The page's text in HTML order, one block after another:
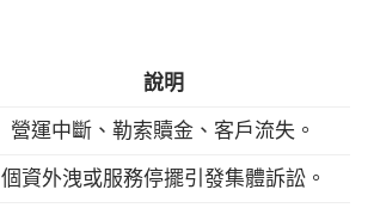
說明
營運中斷、勒索贖金、客戶流失。
個資外洩或服務停擺引發集體訴訟。